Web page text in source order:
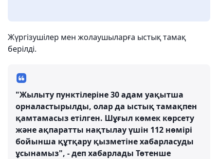
Жүргізушілер мен жолаушыларға ыстық тамақ
берілді.
"Жылыту пунктілеріне 30 адам уақытша
орналастырылды, олар да ыстық тамақпен
қамтамасыз етілген. Шұғыл көмек көрсету
және ақпаратты нақтылау үшін 112 нөмірі
бойынша құтқару қызметіне хабарласуды
ұсынамыз", - деп хабарлады Төтенше